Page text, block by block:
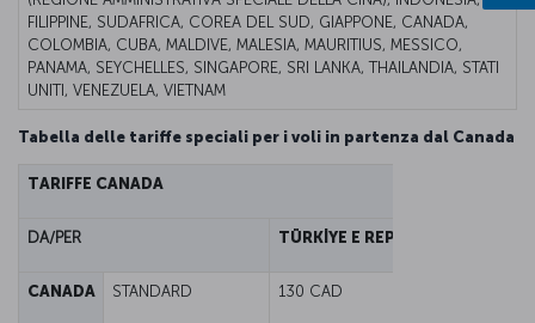
FILIPPINE, SUDAFRICA, COREA DEL SUD, GIAPPONE, CANADA,
COLOMBIA, CUBA, MALDIVE, MALESIA, MAURITIUS, MESSICO,
PANAMA, SEYCHELLES, SINGAPORE, SRI LANKA, THAILANDIA, STATI
UNITI, VENEZUELA, VIETNAM
Tabella delle tariffe speciali per i voli in partenza dal Canada
TARIFFE CANADA
DA/PER TÜRKİYE E REPUBBLICA TURCA
CANADA STANDARD 130 CAD